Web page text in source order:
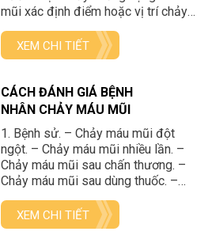
mũi xác định điểm hoặc vị trí chảy
máu. -DSA xác định nguồn gốc động
mạch chảy máu. 2. Chẩn đoán
nguyên nhân. -Chấn thương vùng
thuốc. -Bệnh […]
XEM CHI TIẾT
CÁCH ĐÁNH GIÁ BỆNH
NHÂN CHẢY MÁU MŨI
1. Bệnh sử. – Chảy máu mũi đột
ngột. – Chảy máu mũi nhiều lần. –
Chảy máu mũi sau chấn thương. –
Chảy máu mũi sau dùng thuốc. –
Chảy máu mũi + triệu chứng bệnh lý
nội khoa đi kèm ( sổ mũi, sốt, phát
ban…). 2. Khám lâm sàng. – Tình
XEM CHI TIẾT